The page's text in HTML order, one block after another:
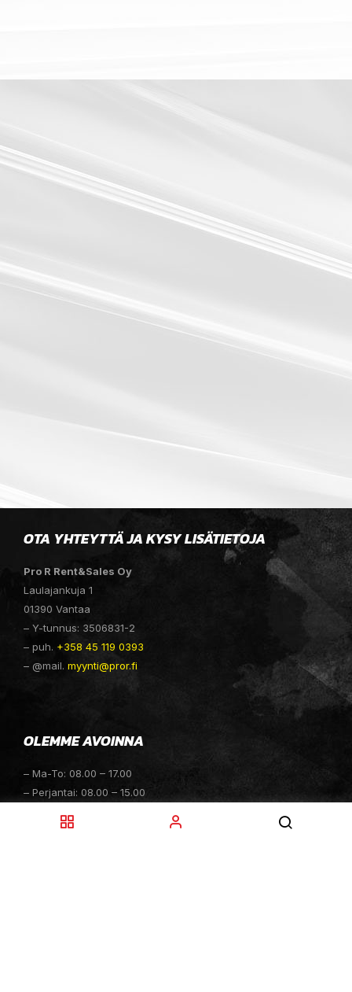
OTA YHTEYTTÄ JA KYSY LISÄTIETOJA
Pro R Rent&Sales Oy
Laulajankuja 1
01390 Vantaa
– Y-tunnus: 3506831-2
– puh. +358 45 119 0393
– @mail. myynti@pror.fi
OLEMME AVOINNA
– Ma-To: 08.00 – 17.00
– Perjantai: 08.00 – 15.00
– Sunnuntai: Suljettu